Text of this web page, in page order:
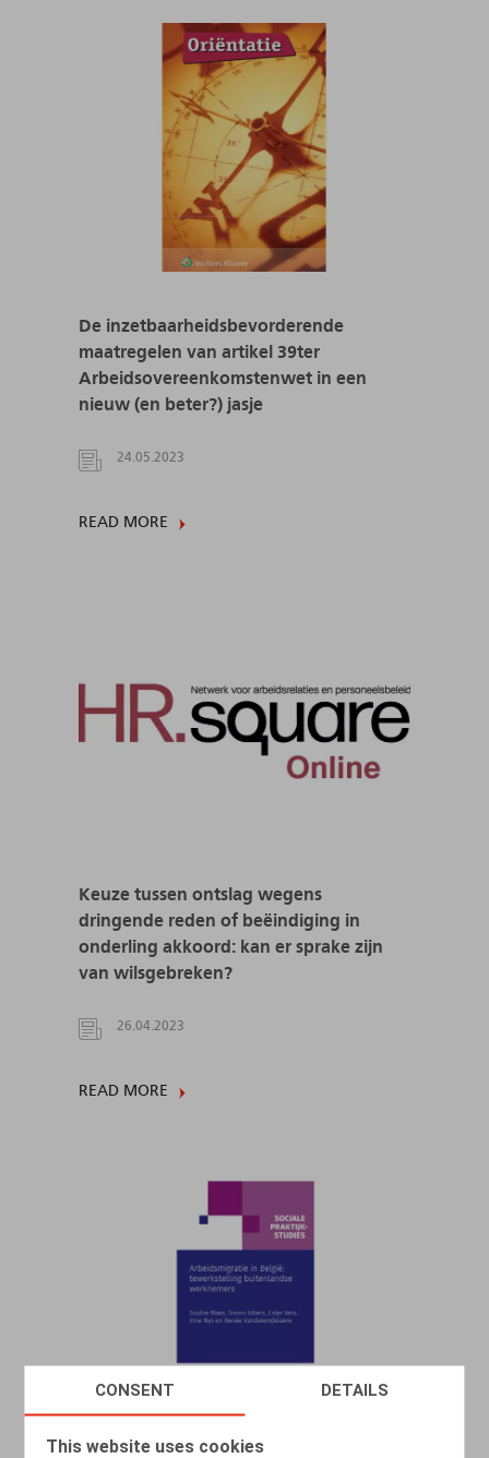
CONSENT DETAILS
This website uses cookies
De inzetbaarheidsbevorderende
maatregelen van artikel 39ter
Arbeidsovereenkomstenwet in een
nieuw (en beter?) jasje
24.05.2023
READ MORE
Keuze tussen ontslag wegens
dringende reden of beëindiging in
onderling akkoord: kan er sprake zijn
van wilsgebreken?
26.04.2023
READ MORE